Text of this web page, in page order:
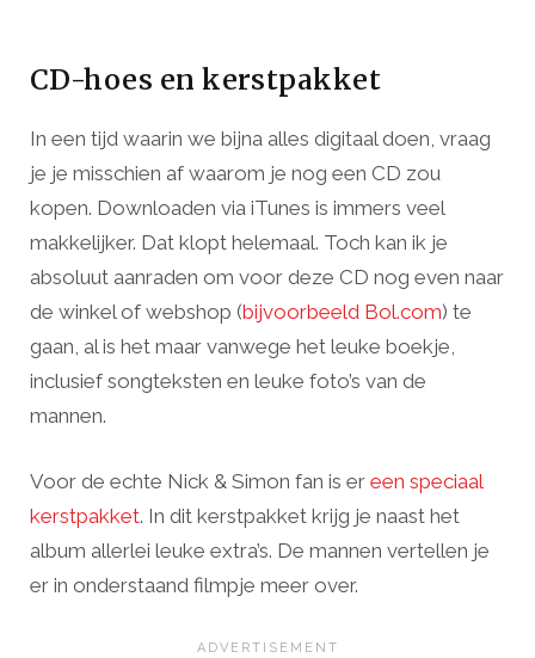
CD-hoes en kerstpakket
In een tijd waarin we bijna alles digitaal doen, vraag
je je misschien af waarom je nog een CD zou
kopen. Downloaden via iTunes is immers veel
makkelijker. Dat klopt helemaal. Toch kan ik je
absoluut aanraden om voor deze CD nog even naar
de winkel of webshop (bijvoorbeeld Bol.com) te
gaan, al is het maar vanwege het leuke boekje,
inclusief songteksten en leuke foto’s van de
mannen.
Voor de echte Nick & Simon fan is er een speciaal
kerstpakket. In dit kerstpakket krijg je naast het
album allerlei leuke extra’s. De mannen vertellen je
er in onderstaand filmpje meer over.